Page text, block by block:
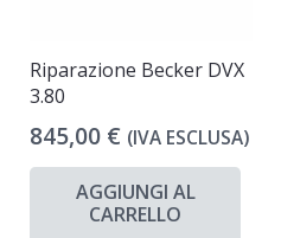
Riparazione Becker DVX
3.80
845,00 € (IVA ESCLUSA)
AGGIUNGI AL
CARRELLO